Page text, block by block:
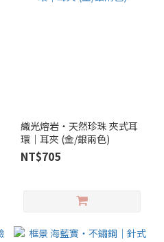
織光熔岩‧天然珍珠 夾式耳
環｜耳夾 (金/銀兩色)
NT$705